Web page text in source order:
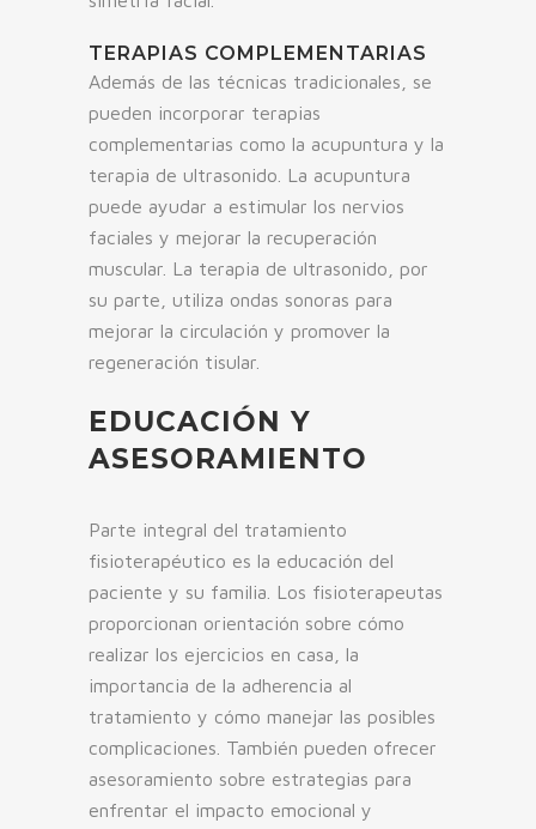
TERAPIAS COMPLEMENTARIAS
Además de las técnicas tradicionales, se
pueden incorporar terapias
complementarias como la acupuntura y la
terapia de ultrasonido. La acupuntura
puede ayudar a estimular los nervios
faciales y mejorar la recuperación
muscular. La terapia de ultrasonido, por
su parte, utiliza ondas sonoras para
mejorar la circulación y promover la
regeneración tisular.
EDUCACIÓN Y
ASESORAMIENTO
Parte integral del tratamiento
fisioterapéutico es la educación del
paciente y su familia. Los fisioterapeutas
proporcionan orientación sobre cómo
realizar los ejercicios en casa, la
importancia de la adherencia al
tratamiento y cómo manejar las posibles
complicaciones. También pueden ofrecer
asesoramiento sobre estrategias para
enfrentar el impacto emocional y